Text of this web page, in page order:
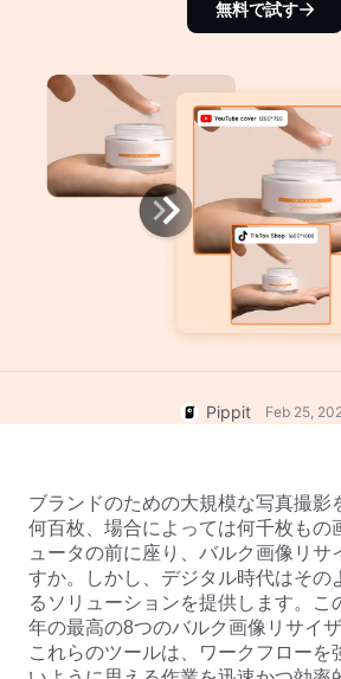
今すぐ編集
製品リンクを入力するか、ビジ
アルをアップロードするだけで、
ーで魅力的なマーケティングビデ
オを即座に作成できます。
Amazon、その他のマーケット
レイス向けにプロフェッショナ
Sleep Shopのストーリー
Lover Brand Fashionのストー
ヘルプセンター
ユーザーアカウント
アセット管理
ワンクリックビデオソリューシ
キャンペーン
10のプロモーションビデオのア
トッププロモーションビデオテ
ンプレートウェブサイト
7つのプロモーションポスター
のアイデア
ビジネスのヒント
AIを活用した製品ポスター
ビジネスビデオのトップ5タイ
AIが生成する製品背景
魅力的な売上向上ポスターのヒ
TikTokビデオ広告ガイド
YouTubeビデオの切り方
Instagramの動画をトリミング
無料で試す
Pippit Feb 25,
ブランドのための大規模な写真撮影
何百枚、場合によっては何千枚もの
ュータの前に座り、バルク画像リサ
すか。しかし、デジタル時代はその
るソリューションを提供します。こ
年の最高の8つのバルク画像リサイ
これらのツールは、ワークフローを